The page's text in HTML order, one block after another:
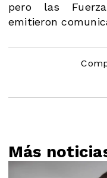
pero las
emitieron
Más